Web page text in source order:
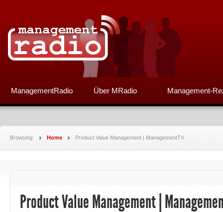
ManagementRadio Über MRadio Management-
Browsing: Home Product Value Management | ManagementTV
Product Value Management |